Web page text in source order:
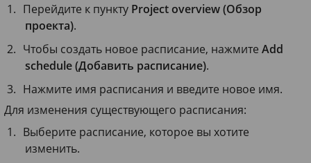
Перейдите к пункту Project overview (Обзор
проекта).
Чтобы создать новое расписание, нажмитеAdd
schedule (Добавить расписание).
Нажмите имя расписания и введите новое имя.
Для изменения существующего расписания:
Выберите расписание, которое вы хотите
изменить.